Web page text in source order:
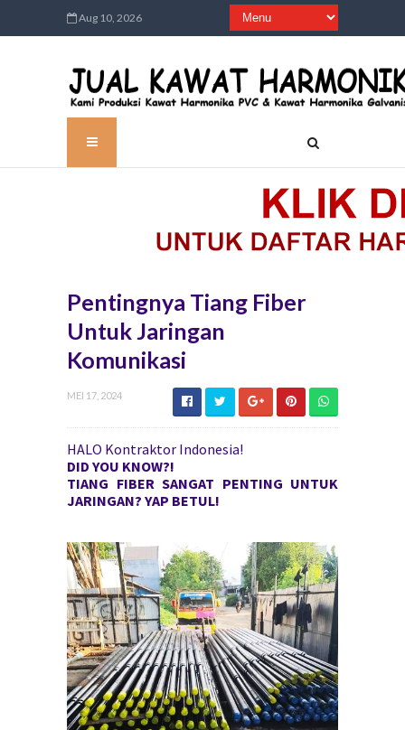
Aug 10, 2026
Pentingnya Tiang Fiber
Untuk Jaringan
Komunikasi
MEI 17, 2024
HALO Kontraktor Indonesia!
DID YOU KNOW?!
TIANG FIBER SANGAT PENTING UNTUK
JARINGAN? YAP BETUL!